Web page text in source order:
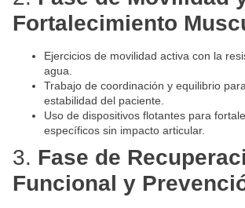
Fortalecimiento
Ejercicios de movilidad activa con la
agua.
Trabajo de coordinación y equilibrio
estabilidad del paciente.
Uso de dispositivos flotantes para
específicos sin impacto articular.
3. Fase de
Funcional y